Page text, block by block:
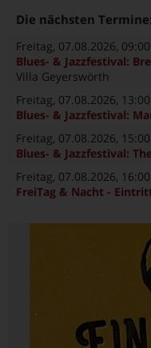
Die nächsten Termine:
Freitag, 07.08.2026,
Blues- & Jazzfestival:
Villa Geyerswörth
Freitag, 07.08.2026,
Blues- & Jazzfestival:
Freitag, 07.08.2026,
Blues- & Jazzfestival:
Freitag, 07.08.2026,
FreiTag & Nacht -